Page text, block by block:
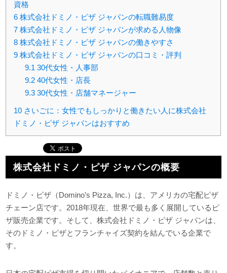
資格
6 株式会社ドミノ・ピザ ジャパンの転職難易度
7 株式会社ドミノ・ピザ ジャパンが求める人物像
8 株式会社ドミノ・ピザ ジャパンの働きやすさ
9 株式会社ドミノ・ピザ ジャパンの口コミ・評判
9.1 30代女性・人事部
9.2 40代女性・店長
9.3 30代女性・店舗マネージャー
10 さいごに：女性でもしっかりと働きたい人に株式会社
ドミノ・ピザ ジャパンはおすすめ
株式会社ドミノ・ピザ ジャパンの概要
ドミノ・ピザ（Domino’s Pizza, Inc.）は、アメリカの宅配ピザ
チェーン店です。2018年現在、世界で最も多く展開しているピ
ザ販売企業です。そして、株式会社ドミノ・ピザ ジャパンは、
そのドミノ・ピザとフランチャイズ契約を結んでいる企業で
す。